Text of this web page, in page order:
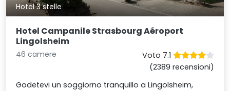
Hotel 3 stelle
Hotel Campanile Strasbourg Aéroport
Lingolsheim
46 camere
Voto 7.1
(2389 recensioni)
Godetevi un soggiorno tranquillo a Lingolsheim,